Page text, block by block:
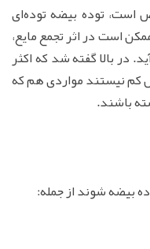
است، توده بیضه توده‌ای
است در اثر تجمع مایع،
در بالا گفته شد که اکثر
کم نیستند مواردی هم که
باشند.
بیضه شوند از جمله: